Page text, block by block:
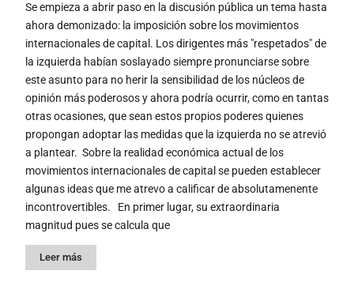
Se empieza a abrir paso en la discusión pública un tema hasta
ahora demonizado: la imposición sobre los movimientos
internacionales de capital. Los dirigentes más "respetados" de
la izquierda habían soslayado siempre pronunciarse sobre
este asunto para no herir la sensibilidad de los núcleos de
opinión más poderosos y ahora podría ocurrir, como en tantas
otras ocasiones, que sean estos propios poderes quienes
propongan adoptar las medidas que la izquierda no se atrevió
a plantear. Sobre la realidad económica actual de los
movimientos internacionales de capital se pueden establecer
algunas ideas que me atrevo a calificar de absolutamenente
incontrovertibles. En primer lugar, su extraordinaria
magnitud pues se calcula que
Leer más